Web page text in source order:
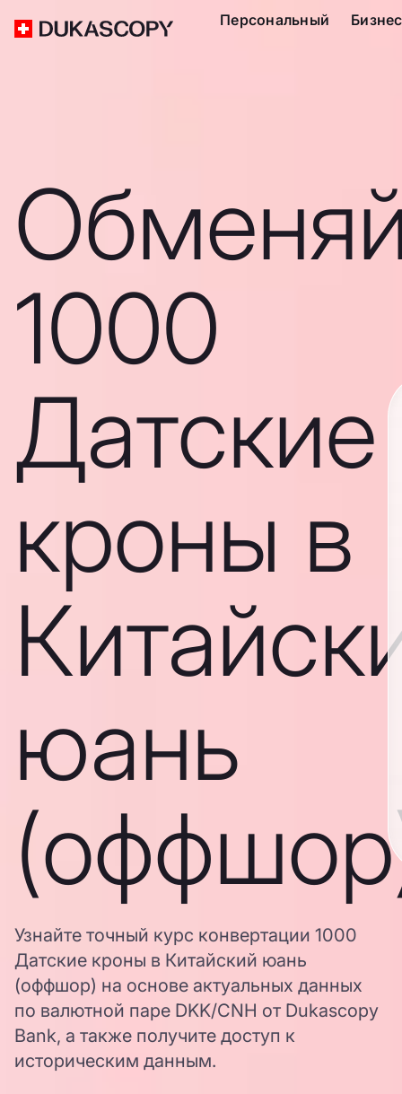
Персональный Бизнес
1000
Датские
кроны в
юань
Узнайте точный курс конвертации 1000
Датские кроны в Китайский юань
(оффшор) на основе актуальных данных
по валютной паре DKK/CNH от Dukascopy
Bank, а также получите доступ к
историческим данным.